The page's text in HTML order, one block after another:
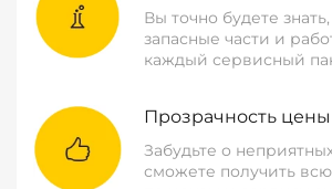
Вы точно будете
запасные части и
каждый сервисный
Прозрачность цены
Забудьте о
сможете получить